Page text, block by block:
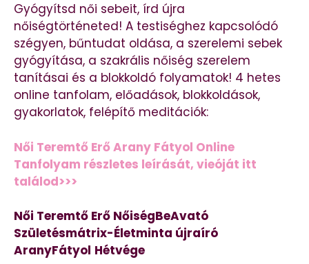
Gyógyítsd női sebeit, írd újra
nőiségtörténeted! A testiséghez kapcsolódó
szégyen, bűntudat oldása, a szerelemi sebek
gyógyítása, a szakrális nőiség szerelem
tanításai és a blokkoldó folyamatok! 4 hetes
online tanfolam, előadások, blokkoldások,
gyakorlatok, felépítő meditációk:
Női Teremtő Erő Arany Fátyol Online
Tanfolyam részletes leírását, vieóját itt
találod>>>
Női Teremtő Erő NőiségBeAvató
Születésmátrix-Életminta újraíró
AranyFátyol Hétvége